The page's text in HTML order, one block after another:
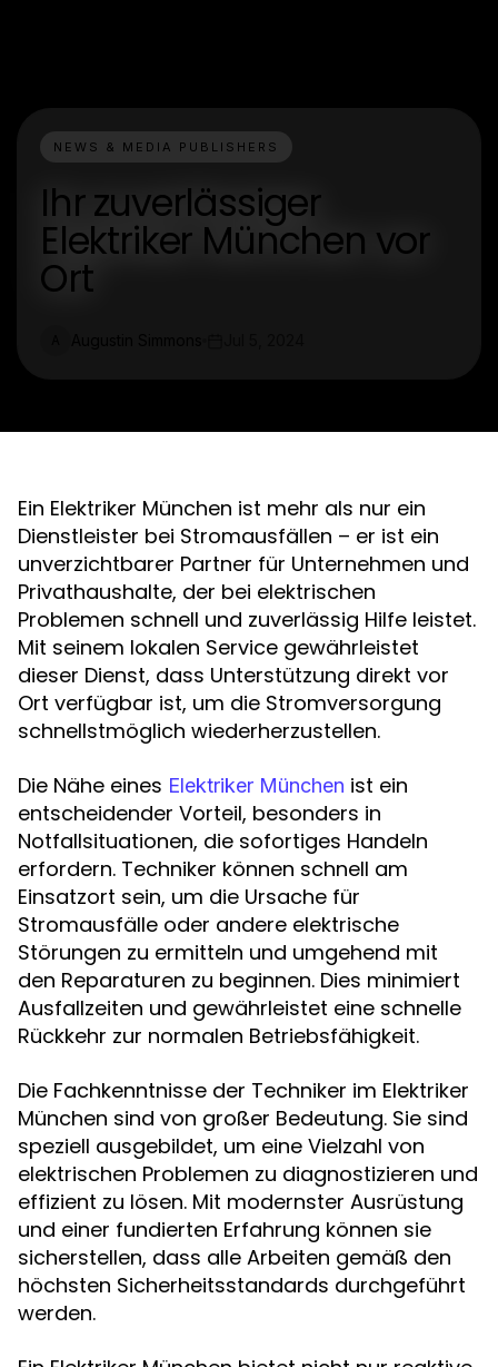
NEWS & MEDIA PUBLISHERS
Ihr zuverlässiger
Elektriker München vor
Ort
Ein Elektriker München ist mehr als nur ein
Dienstleister bei Stromausfällen – er ist ein
unverzichtbarer Partner für Unternehmen und
Privathaushalte, der bei elektrischen
Problemen schnell und zuverlässig Hilfe leistet.
Mit seinem lokalen Service gewährleistet
dieser Dienst, dass Unterstützung direkt vor
Ort verfügbar ist, um die Stromversorgung
schnellstmöglich wiederherzustellen.
Die Nähe eines Elektriker München ist ein
entscheidender Vorteil, besonders in
Notfallsituationen, die sofortiges Handeln
erfordern. Techniker können schnell am
Einsatzort sein, um die Ursache für
Stromausfälle oder andere elektrische
Störungen zu ermitteln und umgehend mit
den Reparaturen zu beginnen. Dies minimiert
Ausfallzeiten und gewährleistet eine schnelle
Rückkehr zur normalen Betriebsfähigkeit.
Die Fachkenntnisse der Techniker im Elektriker
München sind von großer Bedeutung. Sie sind
speziell ausgebildet, um eine Vielzahl von
elektrischen Problemen zu diagnostizieren und
effizient zu lösen. Mit modernster Ausrüstung
und einer fundierten Erfahrung können sie
sicherstellen, dass alle Arbeiten gemäß den
höchsten Sicherheitsstandards durchgeführt
werden.